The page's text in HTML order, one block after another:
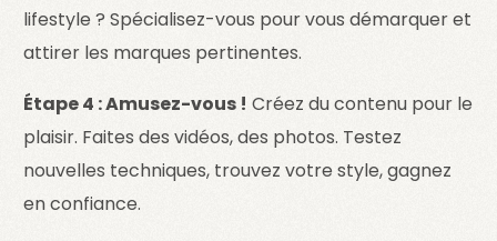
lifestyle ? Spécialisez-vous pour vous démarquer et
attirer les marques pertinentes.
Étape 4 : Amusez-vous ! Créez du contenu pour le
plaisir. Faites des vidéos, des photos. Testez
nouvelles techniques, trouvez votre style, gagnez
en confiance.